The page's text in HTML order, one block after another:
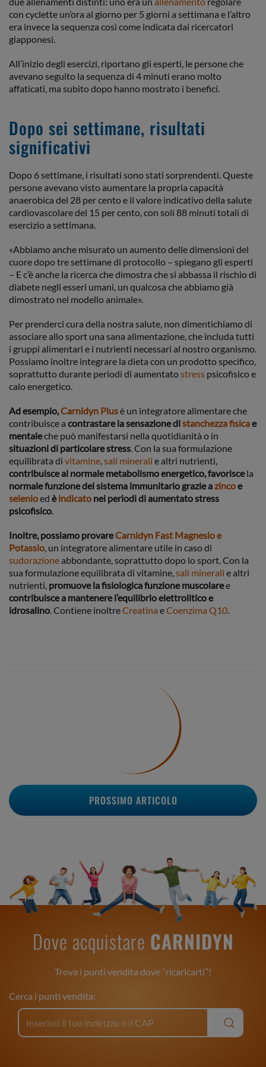
con cyclette un’ora al giorno per 5 giorni a settimana e l’altro
era invece la sequenza così come indicata dai ricercatori
giapponesi.
All’inizio degli esercizi, riportano gli esperti, le persone che
avevano seguito la sequenza di 4 minuti erano molto
affaticati, ma subito dopo hanno mostrato i benefici.
Dopo sei settimane, risultati
significativi
Dopo 6 settimane, i risultati sono stati sorprendenti. Queste
persone avevano visto aumentare la propria capacità
anaerobica del 28 per cento e il valore indicativo della salute
cardiovascolare del 15 per cento, con soli 88 minuti totali di
esercizio a settimana.
«Abbiamo anche misurato un aumento delle dimensioni del
cuore dopo tre settimane di protocollo – spiegano gli esperti
– E c’è anche la ricerca che dimostra che si abbassa il rischio di
diabete negli esseri umani, un qualcosa che abbiamo già
dimostrato nel modello animale».
Per prenderci cura della nostra salute, non dimentichiamo di
associare allo sport una sana alimentazione, che includa tutti
i gruppi alimentari e i nutrienti necessari al nostro organismo.
Possiamo inoltre integrare la dieta con un prodotto specifico,
soprattutto durante periodi di aumentatostress psicofisico e
calo energetico.
Ad esempio,Carnidyn Plusè un integratore alimentare che
contribuisce a contrastare la sensazione distanchezza fisicae
mentaleche può manifestarsi nella quotidianità o in
situazioni di particolare stress. Con la sua formulazione
equilibrata di vitamine,sali minerali e altri nutrienti,
contribuisce al normale metabolismo energetico, favoriscela
normale funzione del sistema immunitario grazie azincoe
selenioed èindicato nei periodi di aumentato stress
psicofisico.
Inoltre, possiamo provareCarnidyn Fast Magnesio e
Potassio, un integratore alimentare utile in caso di
sudorazioneabbondante, soprattutto dopo lo sport. Con la
sua formulazione equilibrata di vitamine,sali minerali e altri
nutrienti, promuove la fisiologica funzione muscolaree
contribuisce a mantenere l’equilibrio elettrolitico e
idrosalino. Contiene inoltreCreatina eCoenzima Q10.
PROSSIMO ARTICOLO
Dove acquistare CARNIDYN
Trova i punti vendita dove “ricaricarti”!
Cerca i punti vendita: